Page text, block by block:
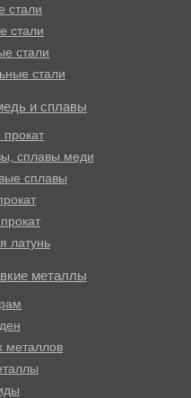
стали
стали
стали
стали
и сплавы
сплавы меди
сплавы
латунь
металлы
металлов